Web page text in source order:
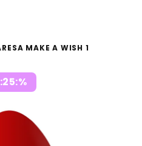
MAKE A WISH 1